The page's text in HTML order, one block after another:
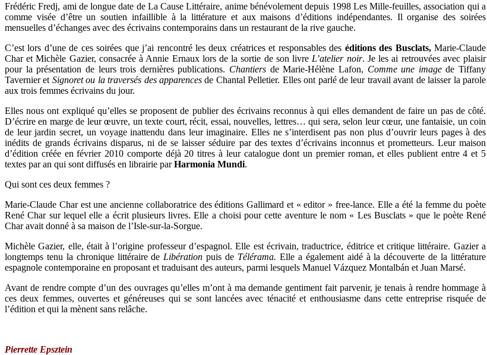
Frédéric Fredj, ami de longue date de La Cause Littéraire, anime bénévolement depuis 1998 Les Mille-feuilles, association qui a
comme visée d’être un soutien infaillible à la littérature et aux maisons d’éditions indépendantes. Il organise des soirées
mensuelles d’échanges avec des écrivains contemporains dans un restaurant de la rive gauche.
C’est lors d’une de ces soirées que j’ai rencontré les deux créatrices et responsables des éditions des Busclats, Marie-Claude
Char et Michèle Gazier, consacrée à Annie Ernaux lors de la sortie de son livre L’atelier noir. Je les ai retrouvées avec plaisir
pour la présentation de leurs trois dernières publications. Chantiers de Marie-Hélène Lafon, Comme une imagede Tiffany
Tavernier et Signoret ou la traversés des apparences de Chantal Pelletier. Elles ont parlé de leur travail avant de laisser la parole
aux trois femmes écrivains du jour.
Elles nous ont expliqué qu’elles se proposent de publier des écrivains reconnus à qui elles demandent de faire un pas de côté.
D’écrire en marge de leur œuvre, un texte court, récit, essai, nouvelles, lettres… qui sera, selon leur cœur, une fantaisie, un coin
de leur jardin secret, un voyage inattendu dans leur imaginaire. Elles ne s’interdisent pas non plus d’ouvrir leurs pages à des
inédits de grands écrivains disparus, ni de se laisser séduire par des textes d’écrivains inconnus et prometteurs. Leur maison
d’édition créée en février 2010 comporte déjà 20 titres à leur catalogue dont un premier roman, et elles publient entre 4 et 5
textes par an qui sont diffusés en librairie parHarmonia Mundi.
Qui sont ces deux femmes ?
Marie-Claude Char est une ancienne collaboratrice des éditions Gallimard et « editor » free-lance. Elle a été la femme du poète
René Char sur lequel elle a écrit plusieurs livres. Elle a choisi pour cette aventure le nom « Les Busclats » que le poète René
Char avait donné à sa maison de l’Isle-sur-la-Sorgue.
Michèle Gazier, elle, était à l’origine professeur d’espagnol. Elle est écrivain, traductrice, éditrice et critique littéraire. Gazier a
longtemps tenu la chronique littéraire de Libération puis de Télérama. Elle a également aidé à la découverte de la littérature
espagnole contemporaine en proposant et traduisant des auteurs, parmi lesquels Manuel Vázquez Montalbán et Juan Marsé.
Avant de rendre compte d’un des ouvrages qu’elles m’ont à ma demande gentiment fait parvenir, je tenais à rendre hommage à
ces deux femmes, ouvertes et généreuses qui se sont lancées avec ténacité et enthousiasme dans cette entreprise risquée de
l’édition et qui la mènent sans relâche.
Pierrette Epsztein